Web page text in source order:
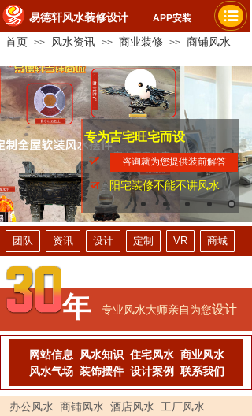
易德轩风水装修设计 APP安装
首页 >> 风水资讯 >> 商业装修 >> 商铺风水
专为吉宅旺宅而设
提升财运事业
家人平安健康
咨询就为您提供装前解答
阳宅装修不能不讲风水
团队 资讯 设计 定制 VR 商城
年 专业风水大师亲自为您设计
网站信息 风水知识 住宅风水 商业风水
风水气场 装饰摆件 设计案例 联系我们
办公风水 商铺风水 酒店风水
工厂风水